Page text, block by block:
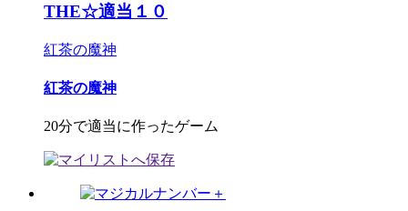
THE☆適当１０
紅茶の魔神
紅茶の魔神
20分で適当に作ったゲーム